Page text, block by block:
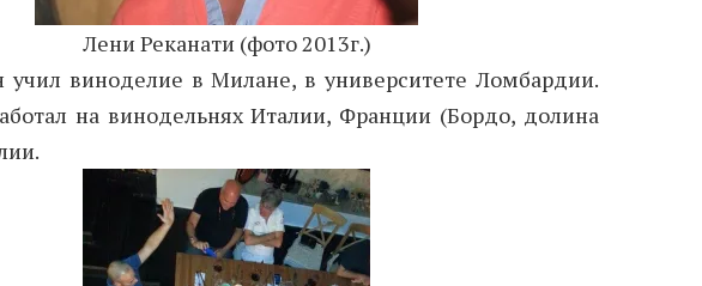
Лени Реканати (фото 2013г.)
виноделие в Милане, в университете Ломбардии.
на винодельнях Италии, Франции (Бордо, долина